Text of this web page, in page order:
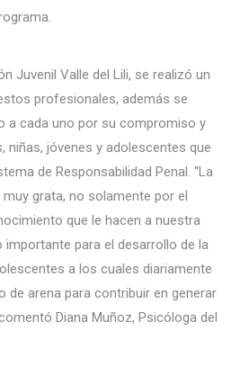
Juvenil Valle del Lili, se realizó un
profesionales, además se
a cada uno por su compromiso y
niñas, jóvenes y adolescentes que
de Responsabilidad Penal. “La
grata, no solamente por el
que le hacen a nuestra
para el desarrollo de la
a los cuales diariamente
de arena para contribuir en generar
Diana Muñoz, Psicóloga del